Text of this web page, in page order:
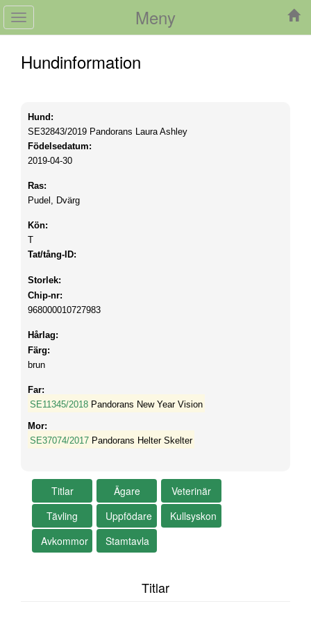
Meny
Toggle
navigation
Hundinformation
Hund:
SE32843/2019 Pandorans Laura Ashley
Födelsedatum:
2019-04-30
Ras:
Pudel, Dvärg
Kön:
T
Tat/tång-ID:
Storlek:
Chip-nr:
968000010727983
Hårlag:
Färg:
brun
Far:
SE11345/2018 Pandorans New Year Vision
Mor:
SE37074/2017 Pandorans Helter Skelter
Titlar